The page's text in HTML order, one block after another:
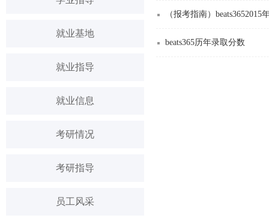
就业基地
就业指导
就业信息
考研情况
考研指导
员工风采
（报考指南）
​beats365历年录取分数